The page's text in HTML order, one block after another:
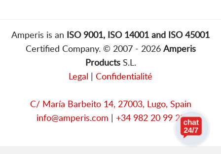
Amperis is an ISO 9001, ISO 14001 and ISO 45001
Certified Company. © 2007 - 2026 Amperis
ProductsS.L.
Legal | Confidentialité
C/ María Barbeito 14, 27003, Lugo, Spain
info@amperis.com | +34 982 20 99 20